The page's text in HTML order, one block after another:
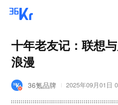
十年老友记：联想
浪漫
36氪品牌 2025年09月01日